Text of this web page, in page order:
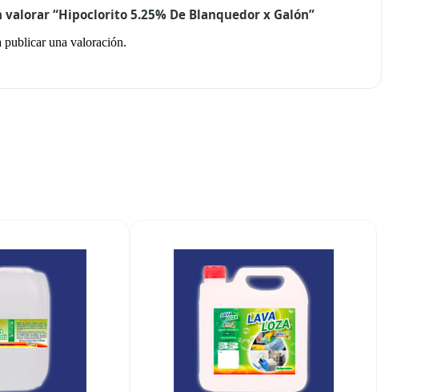
valorar “Hipoclorito 5.25% De Blanquedor x Galón”
publicar una valoración.